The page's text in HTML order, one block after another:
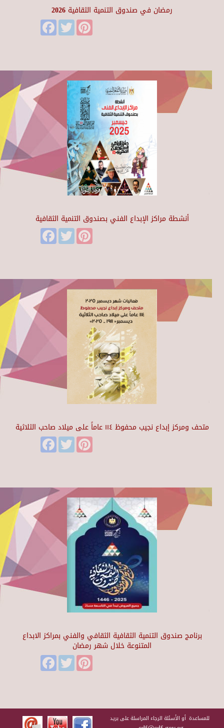
رمضان في صندوق التنمية الثقافية 2026
FacebookTwitter
أنشطة مراكز الإبداع الفني بصندوق التنمية الثقافية
FacebookTwitter
متحف ومركز إبداع نجيب محفوظ ١١٤ عاماً على ميلاد صاحب الثلاثية
FacebookTwitter
برنامج صندوق التنمية الثقافية الثقافي والفني بمراكز الابداع
المتنوعة خلال شهر رمضان
FacebookTwitter
للمساعدة أو الأسئلة الرجاء المراسلة على بريد